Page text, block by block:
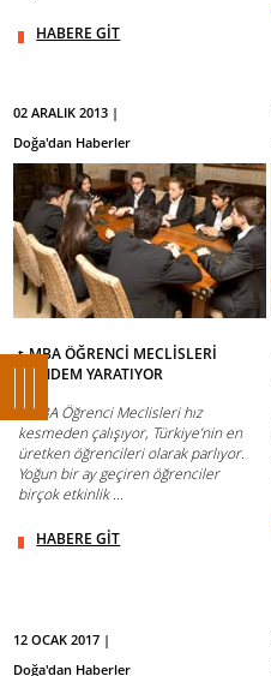
HABERE GİT
02 ARALIK 2013 |
Doğa'dan Haberler
t-MBA ÖĞRENCİ MECLİSLERİ
GÜNDEM YARATIYOR
t-MBA Öğrenci Meclisleri hız
kesmeden çalışıyor, Türkiye’nin en
üretken öğrencileri olarak parlıyor.
Yoğun bir ay geçiren öğrenciler
birçok etkinlik ...
HABERE GİT
12 OCAK 2017 |
Doğa'dan Haberler